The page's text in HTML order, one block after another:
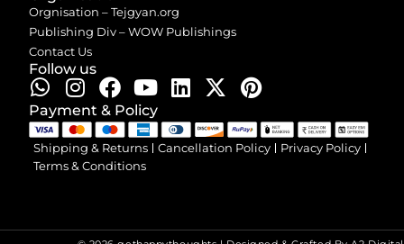
Orgnisation – Tejgyan.org
Publishing Div – WOW Publishings
Contact Us
Follow us
Payment & Policy
Shipping & Returns Cancellation Policy
Privacy Policy
Terms & Conditions